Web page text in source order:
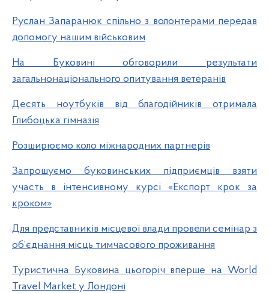
Руслан Запаранюк спільно з волонтерами передав
допомогу нашим військовим
На Буковині обговорили результати
загальнонаціонального опитування ветеранів
Десять ноутбуків від благодійників отримала
Глибоцька гімназія
Розширюємо коло міжнародних партнерів
Запрошуємо буковинських підприємців взяти
участь в інтенсивному курсі «Експорт крок за
кроком»
Для представників місцевої влади провели семінар з
об’єднання місць тимчасового проживання
Туристична Буковина цьогоріч вперше на World
Travel Market у Лондоні